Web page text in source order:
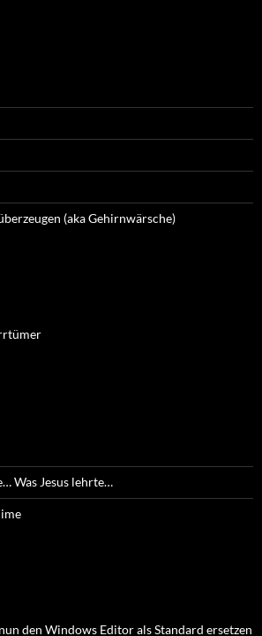
(aka Gehirnwärsche)
Was Jesus lehrte…
den Windows Editor als Standard ersetzen